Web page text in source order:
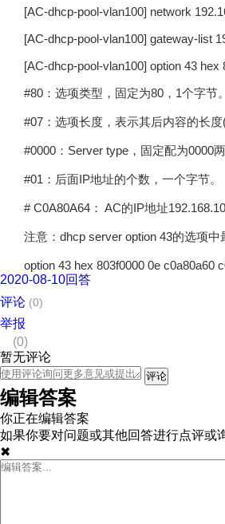
[AC-dhcp-pool-vlan100] network
[AC-dhcp-pool-vlan100] gateway-list
[AC-dhcp-pool-vlan100] option 43 hex
#80：选项类型，固定为80，1个字节。
#07：选项长度，表示其后内容的长度(
#0000：Server type，固定配为0000两
#01：后面IP地址的个数，一个字节。
# C0A80A64： AC的IP地址
注意：dhcp server option 43的选项中
option 43 hex 803f0000 0e c0a80a60
2020-08-10回答
评论 (0)
举报
(0)
暂无评论
编辑答案
你正在编辑答案
如果你要对问题或其他回答进行点评或
✖